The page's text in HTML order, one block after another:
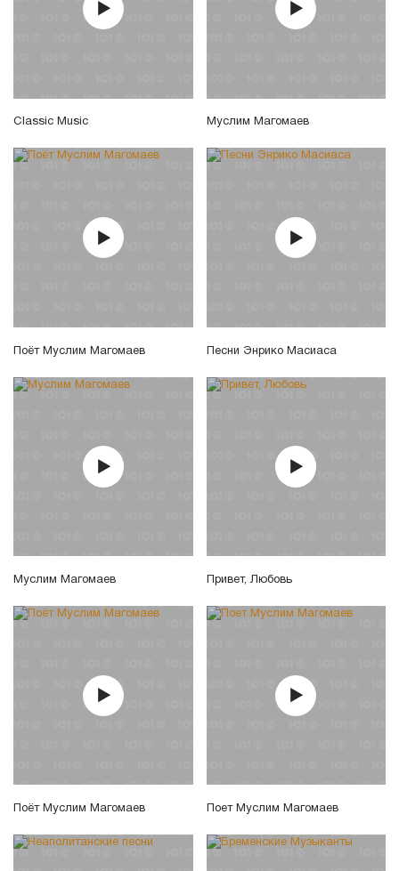
Classic Music Муслим Магомаев
Поёт Муслим Магомаев Песни Энрико Масиаса
Муслим Магомаев Привет, Любовь
Поёт Муслим Магомаев Поет Муслим Магомаев